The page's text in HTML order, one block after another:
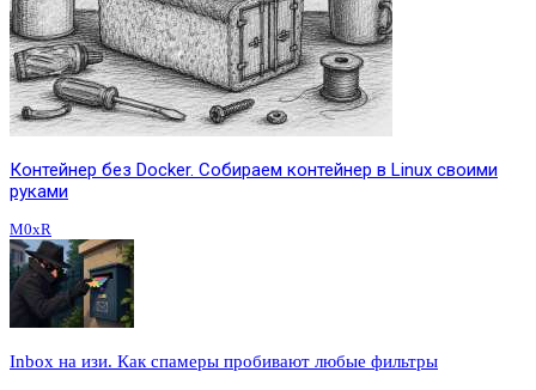
Контейнер без Docker. Собираем контейнер в Linux своими
руками
M0xR
Inbox на изи. Как спамеры пробивают любые фильтры